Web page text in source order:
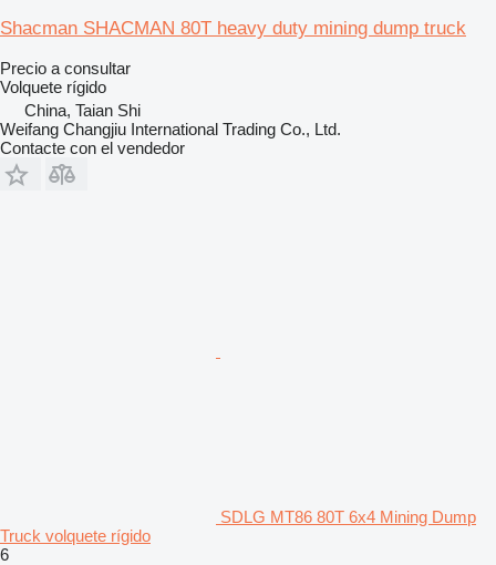
Shacman SHACMAN 80T heavy duty mining dump truck
Precio a consultar
Volquete rígido
China, Taian Shi
Weifang Changjiu International Trading Co., Ltd.
Contacte con el vendedor
SDLG MT86 80T 6x4 Mining Dump
Truck volquete rígido
6